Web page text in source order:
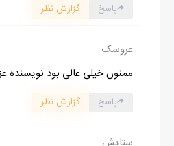
پاسخ گزارش نظر
عروسک
ممنون خیلی عالی بود نویسنده
پاسخ گزارش نظر